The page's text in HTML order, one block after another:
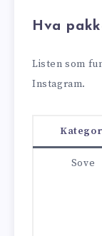
Hva
Listen som
Instagram.
Sove